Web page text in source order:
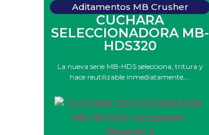
Aditamentos MB Crusher
CUCHARA
SELECCIONADORA MB-
HDS320
La nueva serie MB-HDS selecciona, tritura y
hace reutilizable inmediatamente,...